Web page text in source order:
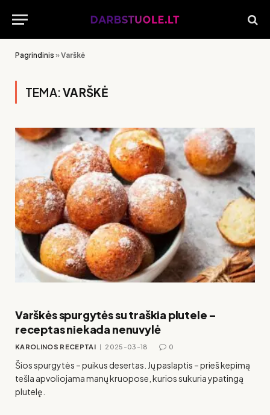
Pagrindinis »Varškė
TEMA:VARŠKĖ
Varškės spurgytės su traškia plutele –
receptas niekada nenuvylė
KAROLINOS RECEPTAI 2025-03-18 0
Šios spurgytės – puikus desertas. Jų paslaptis – prieš kepimą
tešla apvoliojama manų kruopose, kurios sukuria ypatingą
plutelę.